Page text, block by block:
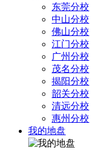
东莞分校
中山分校
佛山分校
江门分校
广州分校
茂名分校
揭阳分校
韶关分校
清远分校
惠州分校
我的地盘